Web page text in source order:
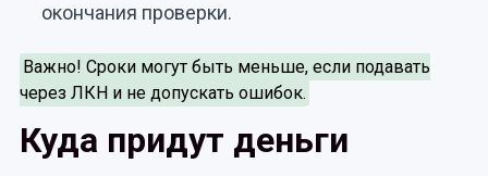
окончания проверки.
Важно! Сроки могут быть меньше, если подавать
через ЛКН и не допускать ошибок.
Куда придут деньги